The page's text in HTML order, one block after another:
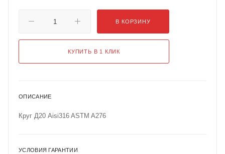
В КОРЗИНУ
КУПИТЬ В 1 КЛИК
ОПИСАНИЕ
Круг Д20 Aisi316 ASTM A276
УСЛОВИЯ ГАРАНТИИ